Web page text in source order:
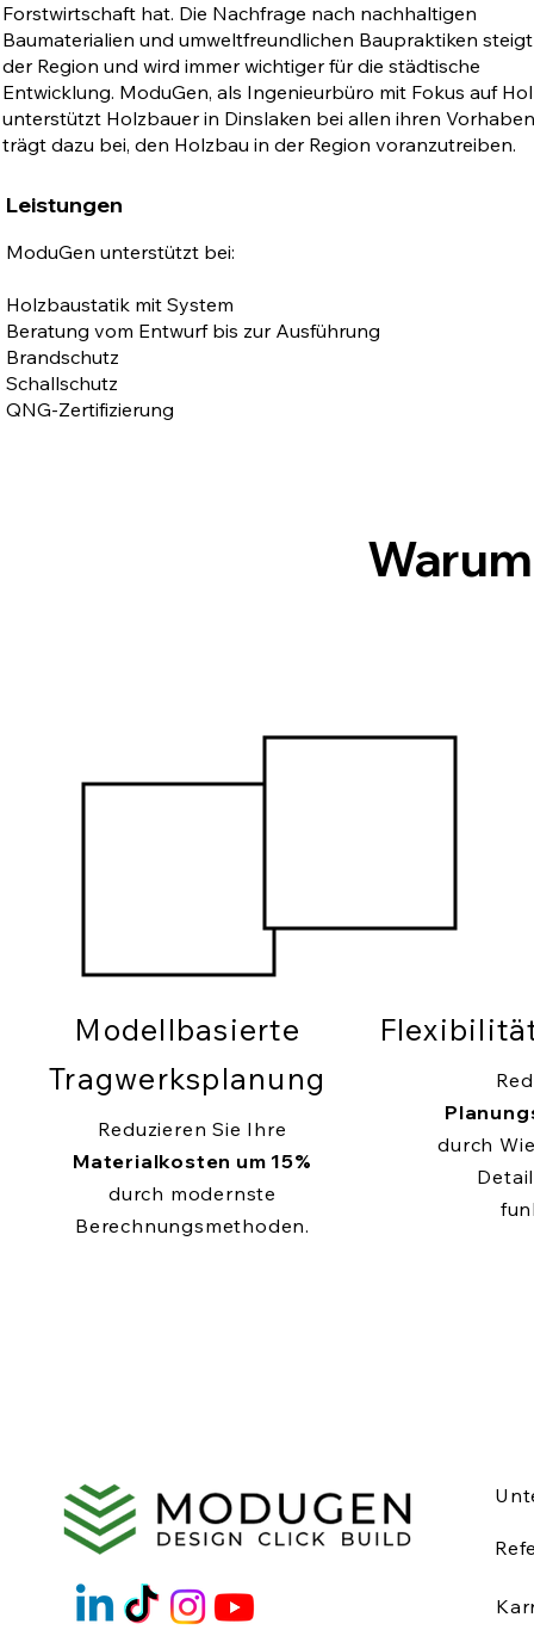
Forstwirtschaft hat. Die Nachfrage nach nachhaltigen
Baumaterialien und umweltfreundlichen Baupraktiken
der Region und wird immer wichtiger für die städtische
Entwicklung. ModuGen, als Ingenieurbüro mit Fokus auf
unterstützt Holzbauer in Dinslaken bei allen ihren
trägt dazu bei, den Holzbau in der Region voranzutreiben.
Leistungen
ModuGen unterstützt bei:
Holzbaustatik mit System
Beratung vom Entwurf bis zur Ausführung
Brandschutz
Schallschutz
QNG-Zertifizierung
Modellbasierte
Tragwerksplanung
Reduzieren Sie Ihre
Materialkosten um 15%
durch modernste
Berechnungsmethoden.
durch